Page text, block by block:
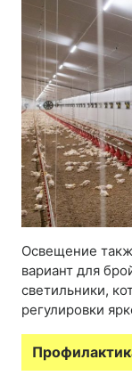
Освещение
вариант для
светильники,
регулировки